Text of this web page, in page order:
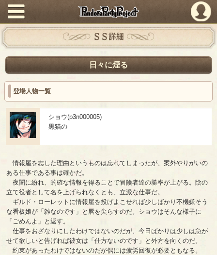
PandoraPartyProject
ＳＳ詳細
日々に煙る
登場人物一覧
ショウ(p3n000005)
黒猫の
情報屋を志した理由というものは忘れてしまったが、案外やりがいの
ある仕事である事は確かだ。
夜闇に紛れ、的確な情報を得ることで冒険者達の勝率が上がる。陰の
立て役者として名を上げられなくとも、立派な仕事だ。
ギルド・ローレットに情報屋を投げよこせれば少しばかり不機嫌そう
な看板娘が「雑なのです」と唇を尖らすのだ。ショウはそんな様子に
「ごめんよ」と返す。
仕事をおざなりにしたわけではないのだが、今日ばかりは少しは急が
せて欲しいと告げれば彼女は「仕方ないのです」と外方を向くのだ。
約束があったわけではないのだが偶には疲労回復が必要ともなる。